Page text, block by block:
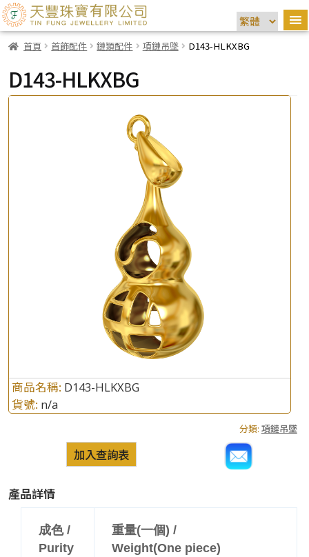
首頁 首飾配件 鏈類配件 項鏈吊墜 D143-HLKXBG
D143-HLKXBG
商品名稱: D143-HLKXBG
貨號: n/a
分類: 項鏈吊墜
加入查詢表
產品詳情
成色 /
Purity
重量(一個) /
Weight(One piece)